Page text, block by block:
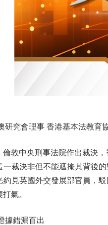
究會理事 香港基本法教育
敦中央刑事法院作出裁決，
一裁決非但不能遮掩其背後
約見英國外交發展部官員，
氣。
錯漏百出